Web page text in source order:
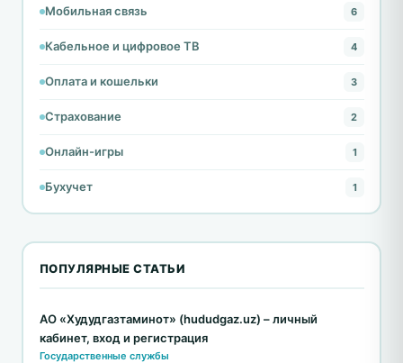
Мобильная связь 6
Кабельное и цифровое ТВ 4
Оплата и кошельки 3
Страхование 2
Онлайн-игры 1
Бухучет 1
ПОПУЛЯРНЫЕ СТАТЬИ
АО «Худудгазтаминот» (hududgaz.uz) – личный
кабинет, вход и регистрация
Государственные службы